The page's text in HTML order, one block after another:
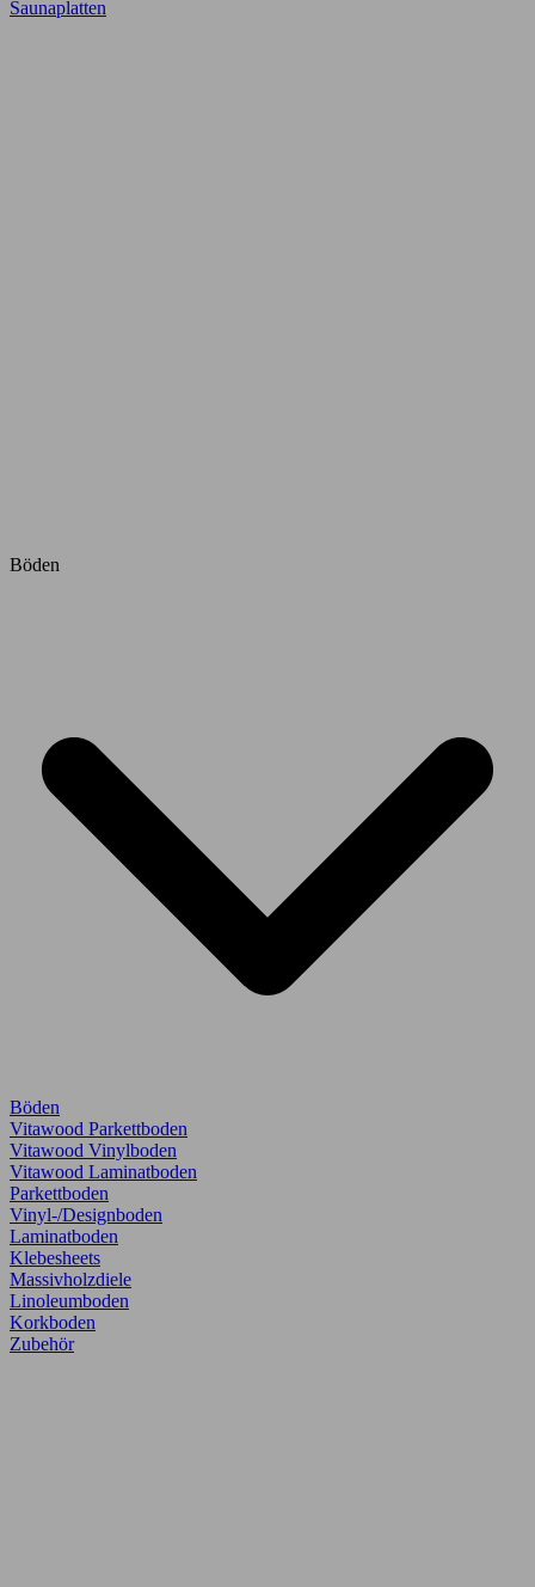
Saunaplatten
Böden
Böden
Vitawood Parkettboden
Vitawood Vinylboden
Vitawood Laminatboden
Parkettboden
Vinyl-/Designboden
Laminatboden
Klebesheets
Massivholzdiele
Linoleumboden
Korkboden
Zubehör